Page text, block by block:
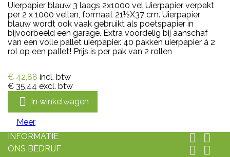
Uierpapier blauw 3 laags 2x1000 vel Uierpapier verpakt
per 2 x 1000 vellen, formaat 21½X37 cm. Uierpapier
blauw wordt ook vaak gebruikt als poetspapier in
bijvoorbeeld een garage. Extra voordelig bij aanschaf
van een volle pallet uierpapier. 40 pakken uierpapier á 2
rol op een pallet! Prijs is per pak van 2 rollen
€ 42,88 incl. btw
€ 35,44 excl. btw
 In winkelwagen
Meer
INFORMATIE
 
ONS BEDRIJF  